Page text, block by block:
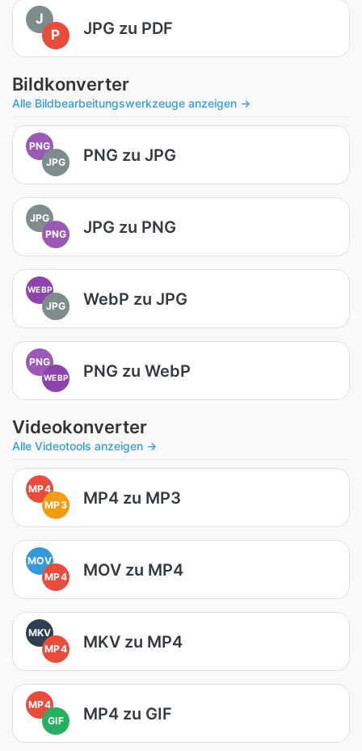
J
P
JPG zu PDF
Bildkonverter
Alle Bildbearbeitungswerkzeuge anzeigen →
PNG
JPG
PNG zu JPG
JPG
PNG
JPG zu PNG
WEBP
JPG WebP zu JPG
PNG
WEBP PNG zu WebP
Videokonverter
Alle Videotools anzeigen →
MP4
MP3
MP4 zu MP3
MOV
MP4
MOV zu MP4
MKV
MP4
MKV zu MP4
MP4
GIF
MP4 zu GIF